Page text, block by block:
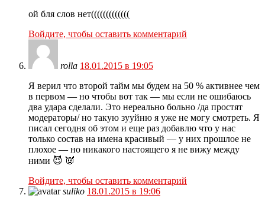
ой бля слов нет(((((((((((((
Войдите, чтобы оставить комментарий
rolla 18.01.2015 в 19:05
Я верил что второй тайм мы будем на 50 % активнее чем
в первом — но чтобы вот так — мы если не ошибаюсь
два удара сделали. Это нереально больно /да простят
модераторы/ но такую зууйню я уже не могу смотреть. Я
писал сегодня об этом и еще раз добавлю что у нас
только состав на имена красивый — у них прошлое не
плохое — но никакого настоящего я не вижу между
ними 😈 👿
Войдите, чтобы оставить комментарий
suliko 18.01.2015 в 19:06